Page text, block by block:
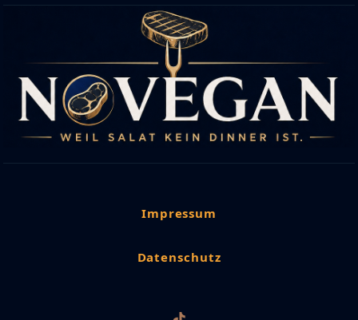
Impressum
Datenschutz